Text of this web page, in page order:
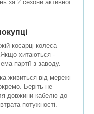
за 2 сезони активної
косарці колеса
Якщо хитаються -
партії з заводу.
живиться від мережі
Беріть не
довжини кабелю до
потужності.